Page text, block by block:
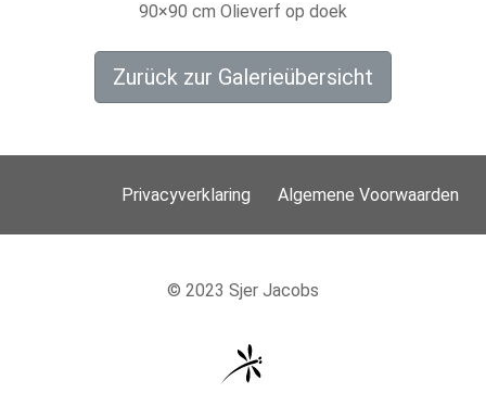
90×90 cm Olieverf op doek
Zurück zur Galerieübersicht
Privacyverklaring Algemene Voorwaarden
© 2023 Sjer Jacobs